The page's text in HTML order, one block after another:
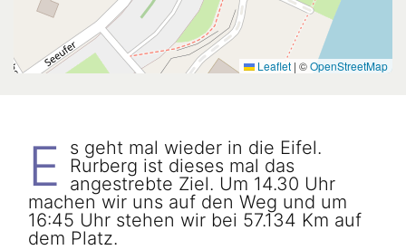
Leaflet | ©OpenStreetMap
E
s geht mal wieder in die Eifel.
Rurberg ist dieses mal das
angestrebte Ziel. Um 14.30 Uhr
machen wir uns auf den Weg und um
16:45 Uhr stehen wir bei 57.134 Km auf
dem Platz.